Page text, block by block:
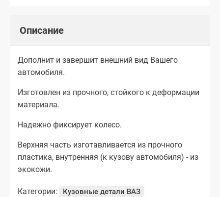
Описание
Дополнит и завершит внешний вид Вашего
автомобиля.
Изготовлен из прочного, стойкого к деформации
материала.
Надежно фиксирует колесо.
Верхняя часть изготавливается из прочного
пластика, внутренняя (к кузову автомобиля) - из
экокожи.
Категории: Кузовные детали ВАЗ